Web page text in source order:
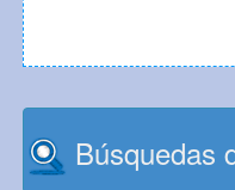
Búsquedas